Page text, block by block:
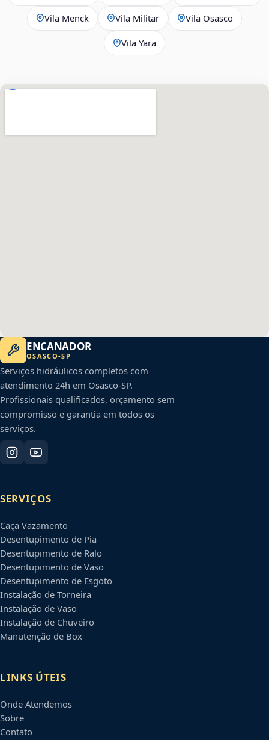
Vila Menck Vila Militar Vila Osasco
Vila Yara
ENCANADOR
OSASCO-SP
Serviços hidráulicos completos com
atendimento 24h em Osasco-SP.
Profissionais qualificados, orçamento sem
compromisso e garantia em todos os
serviços.
SERVIÇOS
Caça Vazamento
Desentupimento de Pia
Desentupimento de Ralo
Desentupimento de Vaso
Desentupimento de Esgoto
Instalação de Torneira
Instalação de Vaso
Instalação de Chuveiro
Manutenção de Box
LINKS ÚTEIS
Onde Atendemos
Sobre
Contato